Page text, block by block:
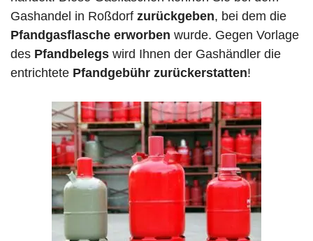
Gashandel in Roßdorf zurückgeben, bei dem die
Pfandgasflasche erworben wurde. Gegen Vorlage
des Pfandbelegs wird Ihnen der Gashändler die
entrichtete Pfandgebühr zurückerstatten!